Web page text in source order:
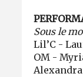
Sous le
Lil’C -
OM -